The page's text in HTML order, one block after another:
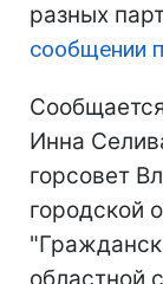
разных
сообщении
Инна
горсовет
городской